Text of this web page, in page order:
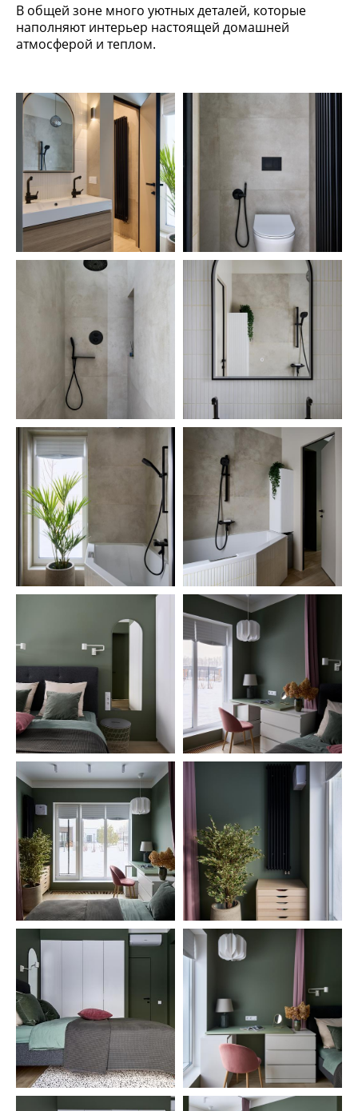
В общей зоне много уютных деталей, которые
наполняют интерьер настоящей домашней
атмосферой и теплом.